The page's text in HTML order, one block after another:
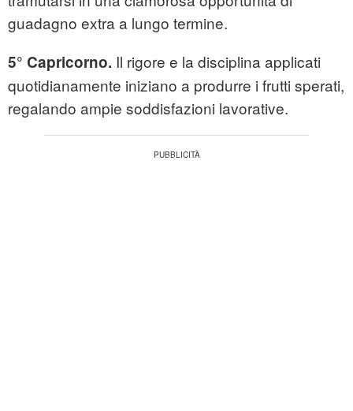
guadagno extra a lungo termine.
5° Capricorno. Il rigore e la disciplina applicati
quotidianamente iniziano a produrre i frutti sperati,
regalando ampie soddisfazioni lavorative.